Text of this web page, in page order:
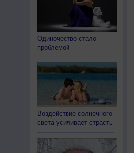
Одиночество стало
проблемой
Воздействие солнечного
света усиливает страсть